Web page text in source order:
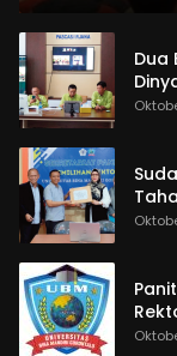
Dua